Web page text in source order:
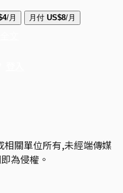
/月 月付 US$8/月
相關單位所有,未經端傳媒
為侵權。